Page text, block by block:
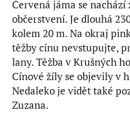
Červená jáma se
občerstvení. Je dlouhá
kolem 20 m. Na okraj
těžby cínu nevstupujte,
lany. Těžba v Krušných
Cínové žíly se objevily v
Nedaleko je vidět také
Zuzana.